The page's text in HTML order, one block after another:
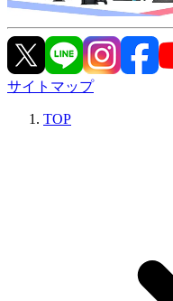
サイトマップ
TOP